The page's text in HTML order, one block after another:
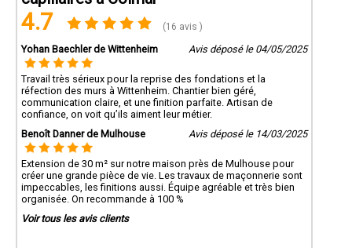
4.7 (16 avis )
Yohan Baechler de Wittenheim Avis déposé le 04/05/2025
Travail très sérieux pour la reprise des fondations et la
réfection des murs à Wittenheim. Chantier bien géré,
communication claire, et une finition parfaite. Artisan de
confiance, on voit qu’ils aiment leur métier.
Benoît Danner de Mulhouse
Avis déposé le 14/03/2025
Extension de 30 m² sur notre maison près de Mulhouse pour
créer une grande pièce de vie. Les travaux de maçonnerie sont
impeccables, les finitions aussi. Équipe agréable et très bien
organisée. On recommande à 100 %
Voir tous les avis clients